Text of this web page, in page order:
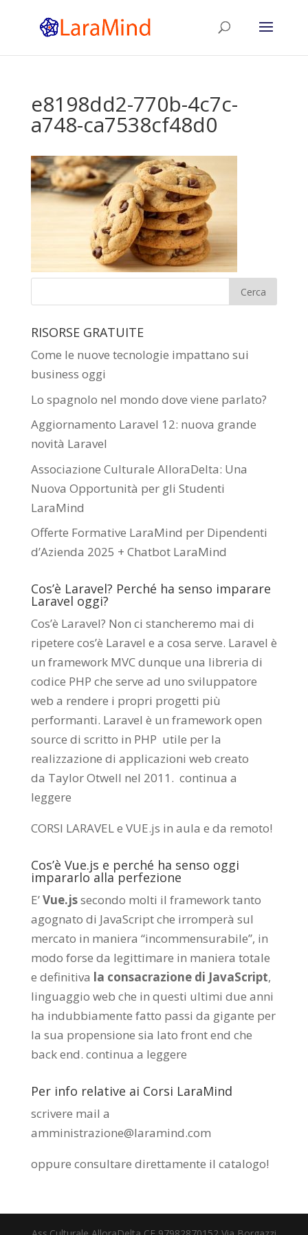
e8198dd2-770b-4c7c-
a748-ca7538cf48d0
RISORSE GRATUITE
Come le nuove tecnologie impattano sui
business oggi
Lo spagnolo nel mondo dove viene parlato?
Aggiornamento Laravel 12: nuova grande
novità Laravel
Associazione Culturale AlloraDelta: Una
Nuova Opportunità per gli Studenti
LaraMind
Offerte Formative LaraMind per Dipendenti
d’Azienda 2025 + Chatbot LaraMind
Cos’è Laravel? Perché ha senso imparare
Laravel oggi?
Cos’è Laravel? Non ci stancheremo mai di
ripetere cos’è Laravel e a cosa serve. Laravel è
un framework MVC dunque una libreria di
codice PHP che serve ad uno sviluppatore
web a rendere i propri progetti più
performanti. Laravel è un framework open
source di scritto in PHP utile per la
realizzazione di applicazioni web creato
da Taylor Otwell nel 2011. continua a
leggere
CORSI LARAVEL e VUE.js in aula e da remoto!
Cos’è Vue.js e perché ha senso oggi
impararlo alla perfezione
E’Vue.jssecondo molti il framework tanto
agognato di JavaScript che irromperà sul
mercato in maniera “incommensurabile”, in
modo forse da legittimare in maniera totale
e definitiva la consacrazione di JavaScript,
linguaggio web che in questi ultimi due anni
ha indubbiamente fatto passi da gigante per
la sua propensione sia lato front end che
back end. continua a leggere
Per info relative ai Corsi LaraMind
scrivere mail a
amministrazione@laramind.com
oppure consultare direttamente il catalogo!